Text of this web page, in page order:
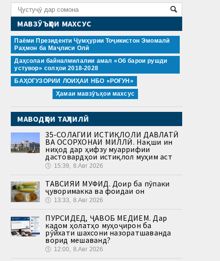
МАВЗӮЪҲОИ МАХСУС
Паёми Президенти Ҷумҳурии Тоҷикистон Эмомалӣ
Раҳмон ба Маҷлиси Олӣ
Даҳсолаи байналмилалии амал «Об барои рушди
устувор» солҳои 2018-2028
БАҲОГУЗОРИИ ЛОИҲАИ НБО «РОҒУН»
Ҳамаи мавзӯъҳои махсус
МАВОДҲОИ ТАҲЛИЛӢ
35-СОЛАГИИ ИСТИҚЛОЛИ ДАВЛАТӢ
ВА ОСОРХОНАИ МИЛЛӢ. Нақши ин
ниҳод дар ҳифзу муаррифии
дастовардҳои истиқлол муҳим аст
🕔 15:39, 8.Авг 2026
ТАВСИЯИ МУФИД. Доир ба пӯпаки
ҷуворимакка ва фоидаи он
🕔 13:33, 8.Авг 2026
ПУРСИДЕД, ҶАВОБ МЕДИҲЕМ. Дар
кадом ҳолатҳо муҳоҷирон ба
рӯйхати шахсони назоратшаванда
ворид мешаванд?
🕔 12:00, 8.Авг 2026